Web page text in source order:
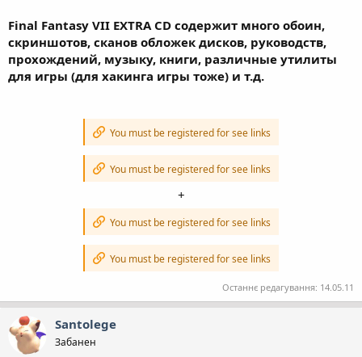
Final Fantasy VII EXTRA CD содержит много обоин,
скриншотов, сканов обложек дисков, руководств,
прохождений, музыку, книги, различные утилиты
для игры (для хакинга игры тоже) и т.д.
You must be registered for see links
You must be registered for see links
+
You must be registered for see links
You must be registered for see links
Останнє редагування: 14.05.11
Santolege
Забанен